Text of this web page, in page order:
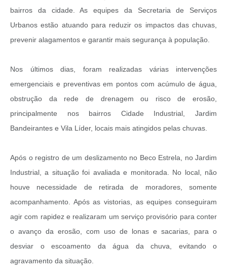
bairros da cidade. As equipes da Secretaria de Serviços
Urbanos estão atuando para reduzir os impactos das chuvas,
prevenir alagamentos e garantir mais segurança à população.
Nos últimos dias, foram realizadas várias intervenções
emergenciais e preventivas em pontos com acúmulo de água,
obstrução da rede de drenagem ou risco de erosão,
principalmente nos bairros Cidade Industrial, Jardim
Bandeirantes e Vila Líder, locais mais atingidos pelas chuvas.
Após o registro de um deslizamento no Beco Estrela, no Jardim
Industrial, a situação foi avaliada e monitorada. No local, não
houve necessidade de retirada de moradores, somente
acompanhamento. Após as vistorias, as equipes conseguiram
agir com rapidez e realizaram um serviço provisório para conter
o avanço da erosão, com uso de lonas e sacarias, para o
desviar o escoamento da água da chuva, evitando o
agravamento da situação.